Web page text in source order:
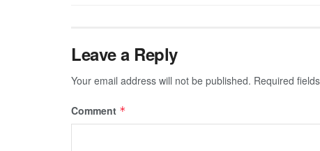
Leave a Reply
Your email address will not be published. Required
Comment *